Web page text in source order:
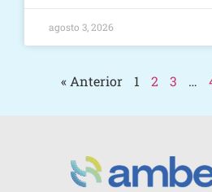
agosto 3, 2026
« Anterior 1 2 3 …